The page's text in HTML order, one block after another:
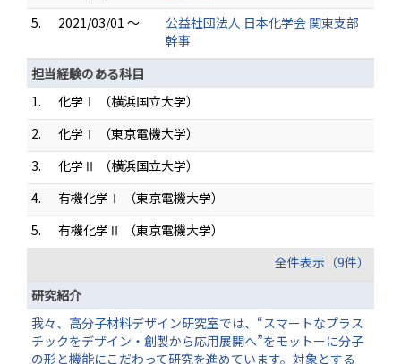
5.
2021/03/01 ～
公益社団法人 日本化学会 関東支部
幹事
担当経験のある科目
1.
化学Ⅰ （横浜国立大学）
2.
化学Ⅰ （東京電機大学）
3.
化学Ⅱ （横浜国立大学）
4.
有機化学Ⅰ （東京電機大学）
5.
有機化学Ⅱ （東京電機大学）
全件表示（9件）
研究紹介
我々、高分子材料デザイン研究室では、“スマートなプラス
チックをデザイン・創製から応用展開へ”をモットーに分子
の形と機能にこだわって研究を進めています。対象とする